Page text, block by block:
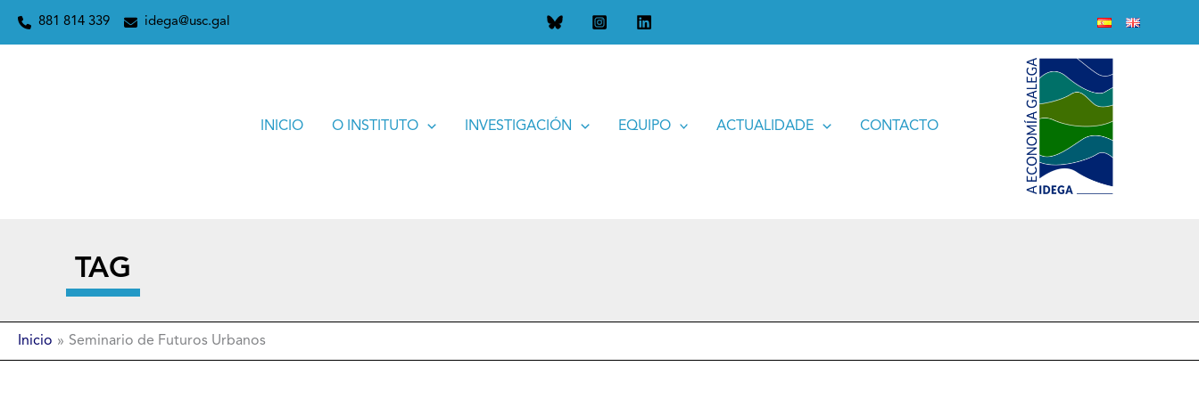
881 814 339 idega@usc.gal
INICIO O INSTITUTO INVESTIGACIÓN EQUIPO ACTUALIDADE CONTACTO
TAG
Inicio Seminario de Futuros Urbanos